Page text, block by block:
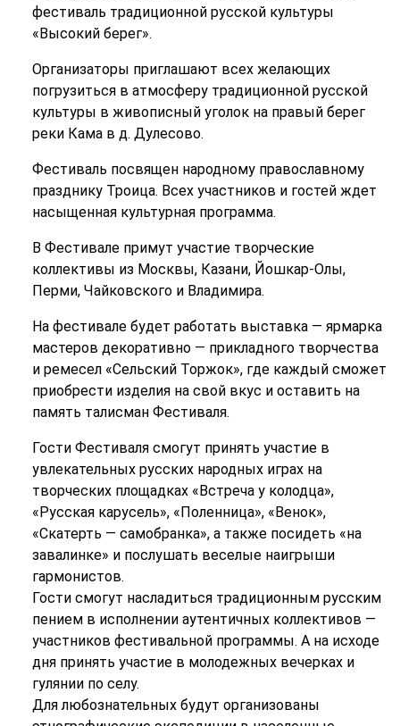
фестиваль традиционной русской культуры
«Высокий берег».
Организаторы приглашают всех желающих
погрузиться в атмосферу традиционной русской
культуры в живописный уголок на правый берег
реки Кама в д. Дулесово.
Фестиваль посвящен народному православному
празднику Троица. Всех участников и гостей ждет
насыщенная культурная программа.
В Фестивале примут участие творческие
коллективы из Москвы, Казани, Йошкар-Олы,
Перми, Чайковского и Владимира.
На фестивале будет работать выставка — ярмарка
мастеров декоративно — прикладного творчества
и ремесел «Сельский Торжок», где каждый сможет
приобрести изделия на свой вкус и оставить на
память талисман Фестиваля.
Гости Фестиваля смогут принять участие в
увлекательных русских народных играх на
творческих площадках «Встреча у колодца»,
«Русская карусель», «Поленница», «Венок»,
«Скатерть — самобранка», а также посидеть «на
завалинке» и послушать веселые наигрыши
гармонистов.
Гости смогут насладиться традиционным русским
пением в исполнении аутентичных коллективов —
участников фестивальной программы. А на исходе
дня принять участие в молодежных вечерках и
гулянии по селу.
Для любознательных будут организованы